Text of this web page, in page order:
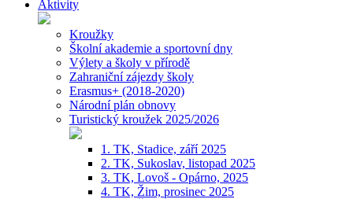
Aktivity
Kroužky
Školní akademie a sportovní dny
Výlety a školy v přírodě
Zahraniční zájezdy školy
Erasmus+ (2018-2020)
Národní plán obnovy
Turistický kroužek 2025/2026
1. TK, Stadice, září 2025
2. TK, Sukoslav, listopad 2025
3. TK, Lovoš - Opárno, 2025
4. TK, Žim, prosinec 2025